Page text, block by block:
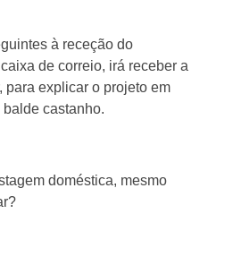
à receção do
de correio, irá receber a
para explicar o projeto em
castanho.
doméstica, mesmo